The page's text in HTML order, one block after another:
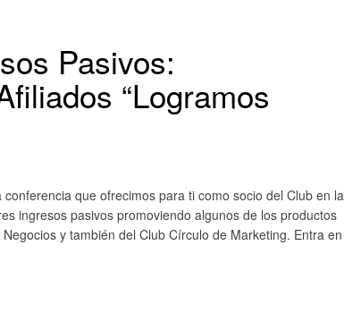
Pasivos:
“Logramos
que ofrecimos para ti como socio del Club en la
ingresos pasivos promoviendo algunos de los productos
y también del Club Círculo de Marketing. Entra en